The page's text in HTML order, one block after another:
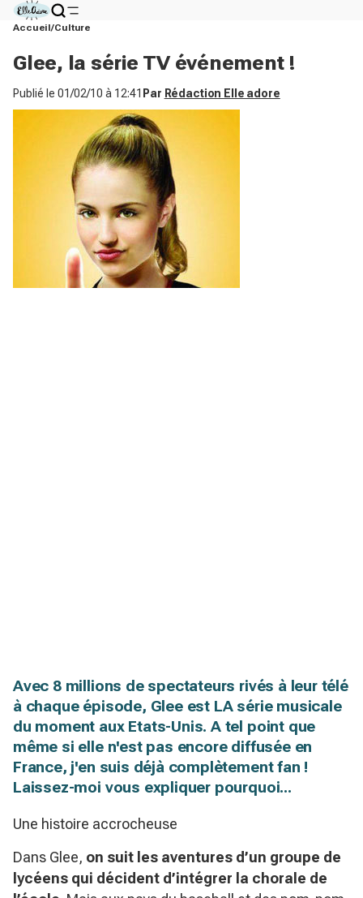
Accueil Culture
Glee, la série TV événement !
Publié le 01/02/10 à 12:41 Par Rédaction Elle adore
Avec 8 millions de spectateurs rivés à leur télé
à chaque épisode, Glee est LA série musicale
du moment aux Etats-Unis. A tel point que
même si elle n'est pas encore diffusée en
France, j'en suis déjà complètement fan !
Laissez-moi vous expliquer pourquoi...
Une histoire accrocheuse
Dans Glee, on suit les aventures d’un groupe de
lycéens qui décident d’intégrer la chorale de